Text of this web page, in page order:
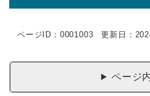
ページID：0001003 更新日：
ページ